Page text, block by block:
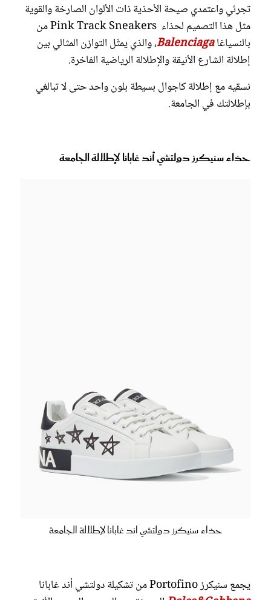
تجرئي واعتمدي صيحة الأحذية ذات الألوان الصارخة والقوية
مثل هذا التصميم لحذاء Pink Track Sneakers من
بالنسياغاBalenciaga، والذي يمثّل التوازن المثالي بين
إطلالة الشارع الأنيقة والإطلالة الرياضية الفاخرة.
نسقيه مع إطلالة كاجوال بسيطة بلون واحد حتى لا تبالغي
بإطلالتك في الجامعة.
حذاء سنيكرز دولتشي أند غابانا لإطلالة الجامعة
حذاء سنيكرز دولتشي اند غابانا لإطلالة الجامعة
يجمع سنيكرز Portofino من تشكيلة دولتشي أند غابانا